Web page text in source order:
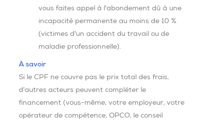
vous faites appel à l'abondement dû à une
incapacité permanente au moins de 10 %
(victimes d'un accident du travail ou de
maladie professionnelle).
À savoir
Si le CPF ne couvre pas le prix total des frais,
d'autres acteurs peuvent compléter le
financement (vous-même, votre employeur, votre
opérateur de compétence, OPCO, le conseil